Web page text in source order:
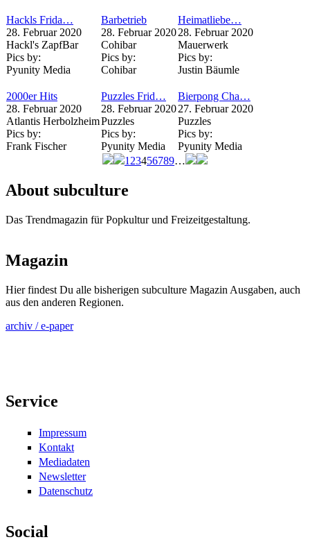
Hackls Frida…
28. Februar 2020
Hackl's ZapfBar
Pics by:
Pyunity Media
Barbetrieb
28. Februar 2020
Cohibar
Pics by:
Cohibar
Heimatliebe…
28. Februar 2020
Mauerwerk
Pics by:
Justin Bäumle
2000er Hits
28. Februar 2020
Atlantis Herbolzheim
Pics by:
Frank Fischer
Puzzles Frid…
28. Februar 2020
Puzzles
Pics by:
Pyunity Media
Bierpong Cha…
27. Februar 2020
Puzzles
Pics by:
Pyunity Media
1 23456789…
About subculture
Das Trendmagazin für Popkultur und Freizeitgestaltung.
Magazin
Hier findest Du alle bisherigen subculture Magazin Ausgaben, auch
aus den anderen Regionen.
archiv / e-paper
Service
Impressum
Kontakt
Mediadaten
Newsletter
Datenschutz
Social